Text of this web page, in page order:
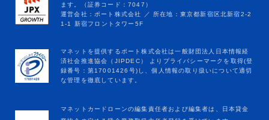
マネットカードローンの編集責任者および編集者は、日本貸金